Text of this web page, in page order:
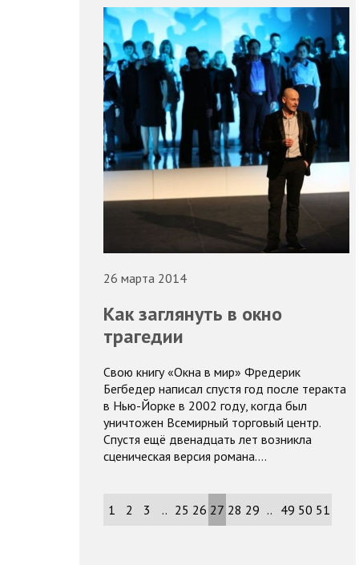
26 марта 2014
Как заглянуть в окно
трагедии
Свою книгу «Окна в мир» Фредерик
Бегбедер написал спустя год после теракта
в Нью-Йорке в 2002 году, когда был
уничтожен Всемирный торговый центр.
Спустя ещё двенадцать лет возникла
сценическая версия романа.…
1 2 3 .. 25 26 27 28 29 .. 49 50 51